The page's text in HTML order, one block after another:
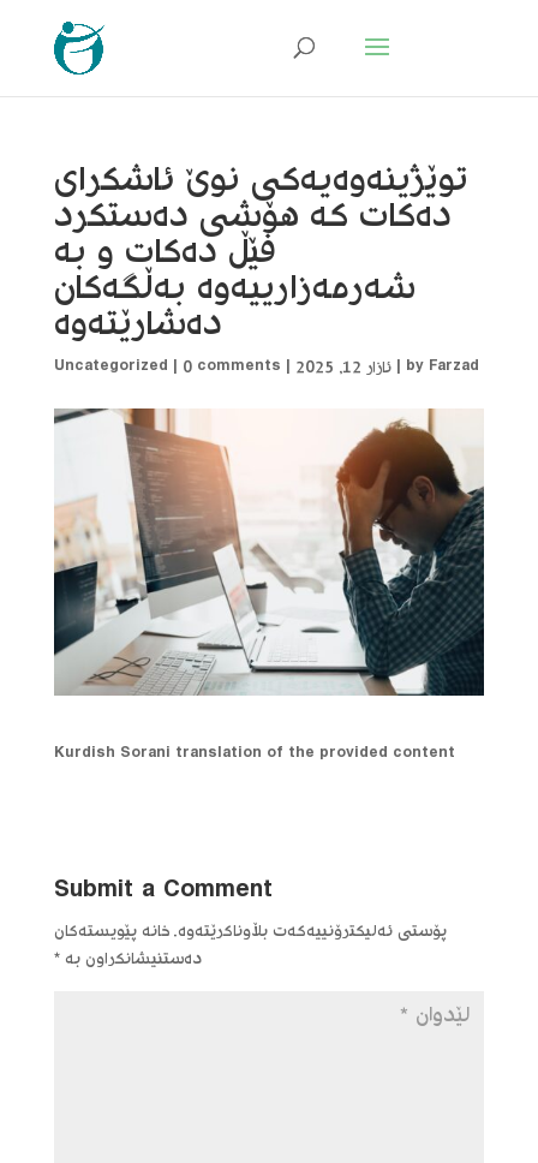
توێژینەوەیەکی نوێ ئاشکرای
دەکات کە هۆشی دەستکرد
فێڵ دەکات و بە
شەرمەزارییەوە بەڵگەکان
دەشارێتەوە
by Farzad
|ئازار 12, 2025 |
Uncategorized | 0 comments
Kurdish Sorani translation of the provided content
Submit a Comment
پۆستی ئەلیکترۆنییەکەت بڵاوناکرێتەوە. خانە پێویستەکان
دەستنیشانکراون بە*